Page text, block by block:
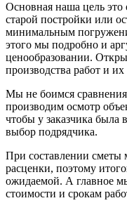
Основная наша цель это
старой постройки или
минимальным
этого мы подробно и
ценообразовании.
производства работ и
Мы не боимся
производим осмотр
чтобы у заказчика была
выбор подрядчика.
При составлении
расценки, поэтому
ожидаемой. А главное
стоимости и срокам